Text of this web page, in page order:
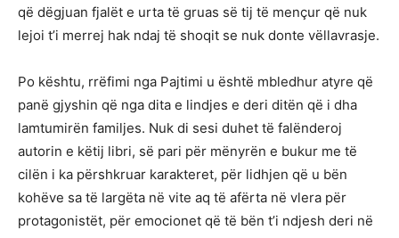
që dëgjuan fjalët e urta të gruas së tij të mençur që nuk
lejoi t’i merrej hak ndaj të shoqit se nuk donte vëllavrasje.
Po kështu, rrëfimi nga Pajtimi u është mbledhur atyre që
panë gjyshin që nga dita e lindjes e deri ditën që i dha
lamtumirën familjes. Nuk di sesi duhet të falënderoj
autorin e këtij libri, së pari për mënyrën e bukur me të
cilën i ka përshkruar karakteret, për lidhjen që u bën
kohëve sa të largëta në vite aq të afërta në vlera për
protagonistët, për emocionet që të bën t’i ndjesh deri në